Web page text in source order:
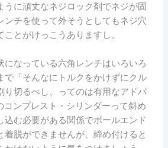
うに頑丈なネジロック剤でネジが固
ンチを使って外そうとしてもネジ穴
とがけっこうありますし。
になっている六角レンチはいろいろ
で「そんなにトルクをかけずにクル
り切るべし、ってのは有用なアドバ
コンプレスト・シリンダーって斜め
込む必要がある関係でボールエンド
着脱ができませんが、締め付けると